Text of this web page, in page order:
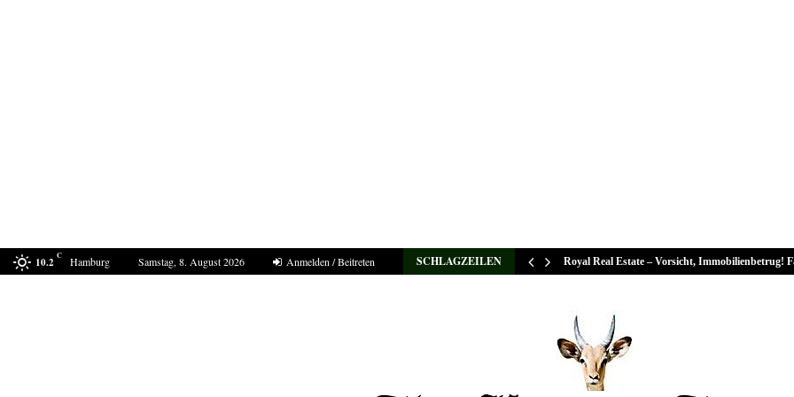
10.2 C Hamburg Samstag, 8. August 2026 Anmelden / Beitreten SCHLAGZEILEN
Bestell-Scam – eine neue Masche Royal Real Estate – Vorsicht, Immobilienbetrug!